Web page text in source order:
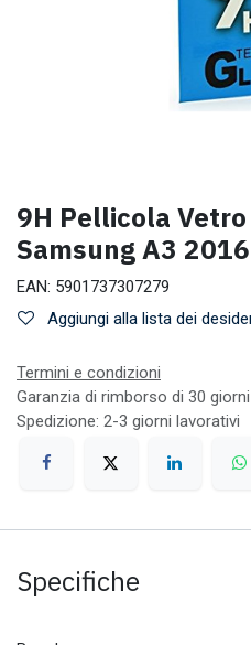
9H Pellicola
Samsung A3 2016
EAN: 5901737307279
Aggiungi alla lista dei
Termini e condizioni
Garanzia di rimborso di 30 giorni
Spedizione: 2-3 giorni lavorativi
Specifiche